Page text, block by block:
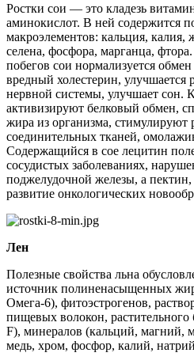
Ростки сои — это кладезь
аминокислот. В ней содержится
макроэлементов: кальция, калия,
селена, фосфора, марганца,
побегов сои нормализуется
вредный холестерин, улучшается
нервной системы, улучшает сон.
активизируют белковый обмен,
жира из организма, стимулируют
соединительных тканей,
Содержащийся в сое лецитин
сосудистых заболеваниях,
поджелудочной железы, а пектин,
развитие онкологических
Лен
Полезные свойства льна
источник полиненасыщенных
Омега-6), фитоэстрогенов,
пищевых волокон,
F), минералов (кальций, магний,
медь, хром, фосфор, калий,